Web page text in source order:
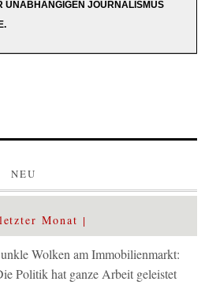
UNABHÄNGIGEN JOURNALISMUS
NEU
letzter Monat
Wolken am Immobilienmarkt:
Politik hat ganze Arbeit geleistet